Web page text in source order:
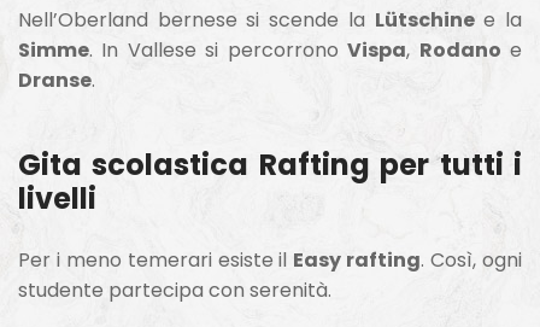
Nell’Oberland bernese si scende la Lütschinee la
Simme. In Vallese si percorronoVispa, Rodano e
Dranse.
Gita scolastica Rafting per tutti i
livelli
Per i meno temerari esiste il Easy rafting. Così, ogni
studente partecipa con serenità.